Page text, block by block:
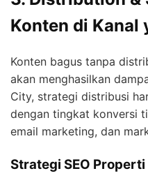
Konten di Kanal
Konten bagus tanpa
akan menghasilkan
City, strategi distribusi
dengan tingkat konversi
email marketing, dan
Strategi SEO